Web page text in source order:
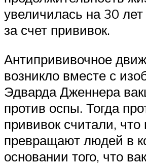
увеличилась на 30
за счет прививок.
Антипрививочное
возникло вместе с
Эдварда Дженнера
против оспы. Тогда
прививок считали, что
превращают людей в
основании того, что